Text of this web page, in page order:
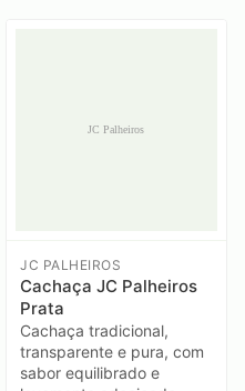
JC PALHEIROS
Cachaça JC Palheiros
Prata
Cachaça tradicional,
transparente e pura, com
sabor equilibrado e